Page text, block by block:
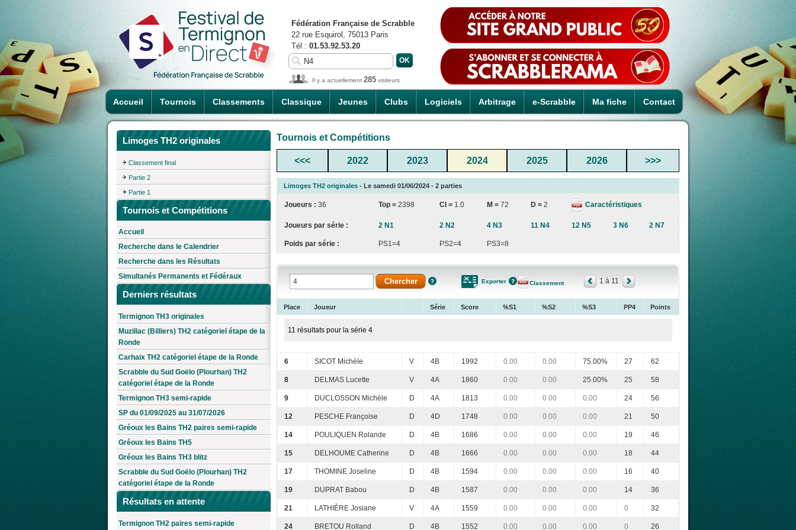
Accueil Tournois Classements Classique Jeunes Clubs Logiciels Arbitrage e-Scrabble Ma fiche Contact
Fédération Française de Scrabble
22 rue Esquirol, 75013 Paris
Tél : 01.53.92.53.20
Il y a actuellement 285 visiteurs
Limoges TH2 originales
Classement final
Partie 2
Partie 1
Tournois et Compétitions
Accueil
Recherche dans le Calendrier
Recherche dans les Résultats
Simultanés Permanents et Fédéraux
Derniers résultats
Termignon TH3 originales
Muzillac (Billiers) TH2 catégoriel étape de la
Ronde
Carhaix TH2 catégoriel étape de la Ronde
Scrabble du Sud Goëlo (Plourhan) TH2
catégoriel étape de la Ronde
Termignon TH3 semi-rapide
SP du 01/09/2025 au 31/07/2026
Gréoux les Bains TH2 paires semi-rapide
Gréoux les Bains TH5
Gréoux les Bains TH3 blitz
Scrabble du Sud Goëlo (Plourhan) TH2
catégoriel étape de la Ronde
Résultats en attente
Termignon TH2 paires semi-rapide
Tournois et Compétitions
<<< 2022 2023 2024 2025 2026 >>>
Limoges TH2 originales - Le samedi 01/06/2024 - 2 parties
Joueurs : 36 Top = 2398 CI = 1.0 M = 72 D = 2 Caractéristiques
Joueurs par série : 2 N1 2 N2 4 N3 11 N4 12 N5 3 N6 2 N7
Poids par série : PS1=4 PS2=4 PS3=8
Exporter Classement 1 à 11
Place Joueur Série Score %S1 %S2 %S3 PP4 Points
11 résultats pour la série 4
6 SICOT Michèle V 4B 1992 0.00 0.00 75.00% 27 62
8 DELMAS Lucette V 4A 1860 0.00 0.00 25.00% 25 58
9 DUCLOSSON Michèle D 4A 1813 0.00 0.00 0.00 24 56
12 PESCHE Françoise D 4D 1748 0.00 0.00 0.00 21 50
14 POULIQUEN Rolande D 4B 1686 0.00 0.00 0.00 19 46
15 DELHOUME Catherine D 4B 1666 0.00 0.00 0.00 18 44
17 THOMINE Joseline D 4B 1594 0.00 0.00 0.00 16 40
19 DUPRAT Babou D 4B 1587 0.00 0.00 0.00 14 36
21 LATHIÈRE Josiane V 4A 1559 0.00 0.00 0.00 0 32
24 BRETOU Rolland D 4B 1552 0.00 0.00 0.00 0 26